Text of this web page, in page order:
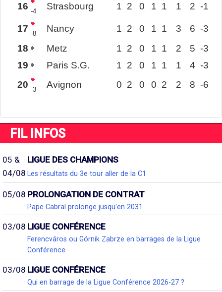
16 -4 Strasbourg 1 2 0 1 1 1 2 -1
17 -8 Nancy 1 2 0 1 1 3 6 -3
18
Metz 1 2 0 1 1 2 5 -3
19
Paris S.G. 1 2 0 1 1 1 4 -3
20 -3 Avignon 0 2 0 0 2 2 8 -6
FIL INFOS
05 &
04/08
LIGUE DES CHAMPIONS
Les résultats du 3e tour aller de la C1
05/08 PROLONGATION DE CONTRAT
Pape Cabral prolonge jusqu'en 2031
03/08 LIGUE CONFÉRENCE
Ferencváros ou Górnik Zabrze en barrages de la Ligue
Conférence
03/08 LIGUE CONFÉRENCE
Qui en barrage de la Ligue Conférence 2026-27 ?